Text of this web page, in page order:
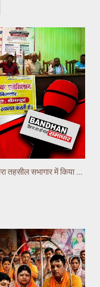
धामपुर में राजस्व पेंशनर्स वेलफेयर एसोसिएशन शाखा द्धारा तहसील सभागार में किया गया वैठक का आयोजन